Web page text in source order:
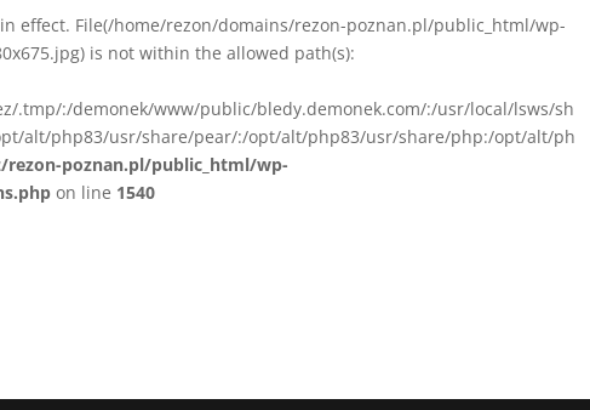
effect. File(/home/rezon/domains/rezon-poznan.pl/public_html/wp-
is not within the allowed path(s):
.tmp/:/demonek/www/public/bledy.demonek.com/:/usr/local/lsws/sh
alt/php83/usr/share/pear/:/opt/alt/php83/usr/share/php:/opt/alt/ph
poznan.pl/public_html/wp-
on line 1540